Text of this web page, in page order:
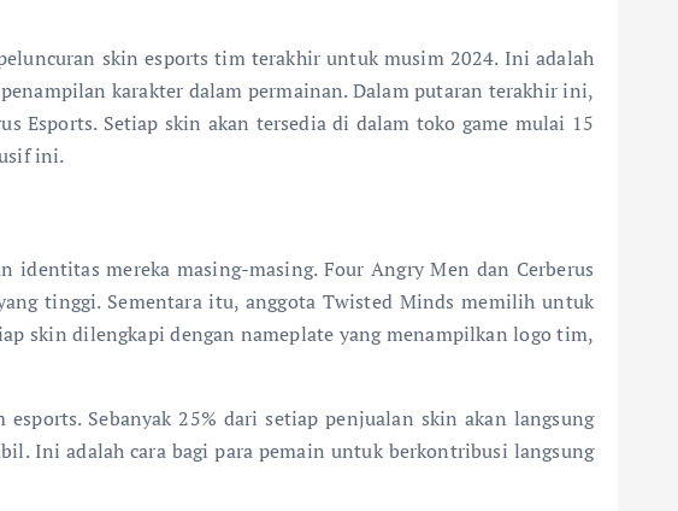
skin esports tim terakhir untuk musim 2024. Ini adalah
karakter dalam permainan. Dalam putaran terakhir ini,
Esports. Setiap skin akan tersedia di dalam toko game mulai 15
ini.
mereka masing-masing. Four Angry Men dan Cerberus
tinggi. Sementara itu, anggota Twisted Minds memilih untuk
skin dilengkapi dengan nameplate yang menampilkan logo tim,
Sebanyak 25% dari setiap penjualan skin akan langsung
Ini adalah cara bagi para pemain untuk berkontribusi langsung